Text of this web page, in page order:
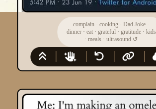
complain ·cooking ·Dad Joke ·
dinner· eat· grateful· gratitude· kids
·meals ·ultrasound ↺